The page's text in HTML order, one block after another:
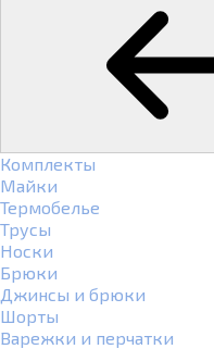
Комплекты
Майки
Термобелье
Трусы
Носки
Брюки
Джинсы и брюки
Шорты
Варежки и перчатки